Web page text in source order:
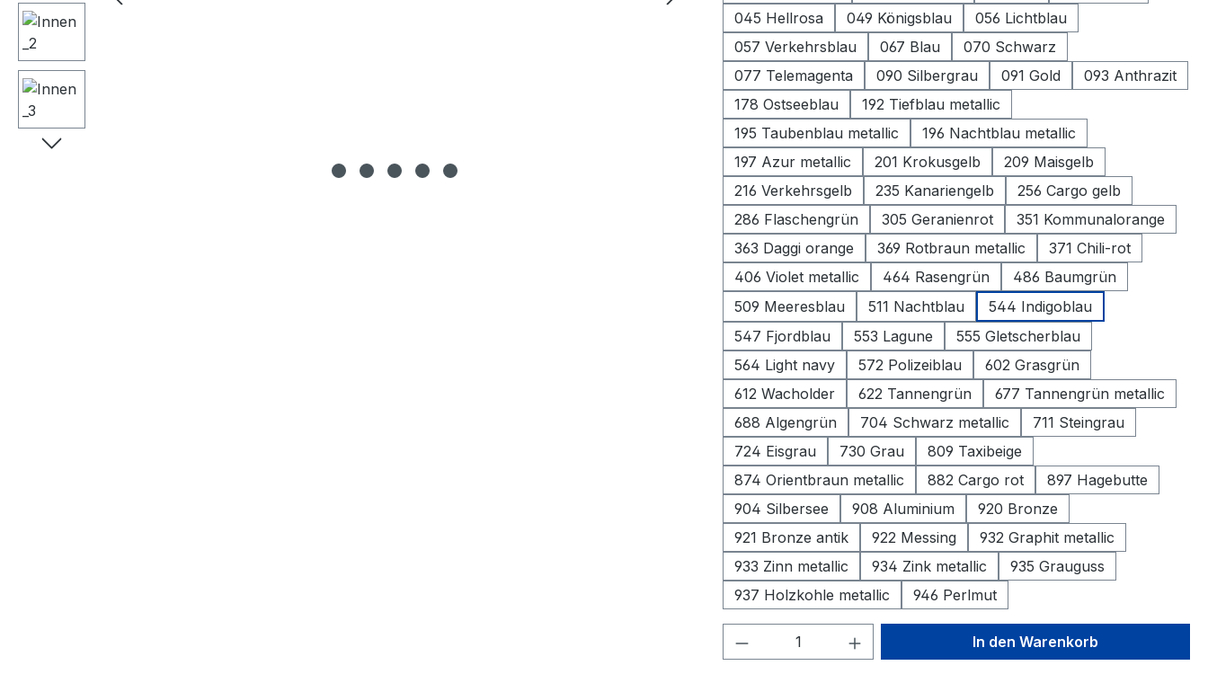
045 Hellrosa
049 Königsblau
056 Lichtblau
057 Verkehrsblau
067 Blau
070 Schwarz
077 Telemagenta
090 Silbergrau 091 Gold
093 Anthrazit
178 Ostseeblau
192 Tiefblau metallic
195 Taubenblau metallic
196 Nachtblau metallic
197 Azur metallic
201 Krokusgelb
209 Maisgelb
216 Verkehrsgelb
235 Kanariengelb
256 Cargo gelb
286 Flaschengrün
305 Geranienrot
351 Kommunalorange
363 Daggi orange
369 Rotbraun metallic
371 Chili-rot
406 Violet metallic
464 Rasengrün
486 Baumgrün
509 Meeresblau
511 Nachtblau
544 Indigoblau
547 Fjordblau
553 Lagune
555 Gletscherblau
564 Light navy
572 Polizeiblau
602 Grasgrün
612 Wacholder
622 Tannengrün
677 Tannengrün metallic
688 Algengrün
704 Schwarz metallic
711 Steingrau
724 Eisgrau
730 Grau
809 Taxibeige
874 Orientbraun metallic
882 Cargo rot
897 Hagebutte
904 Silbersee
908 Aluminium
920 Bronze
921 Bronze antik
922 Messing
932 Graphit metallic
933 Zinn metallic
934 Zink metallic
935 Grauguss
937 Holzkohle metallic
946 Perlmut
Produkt Anzahl: Gib den gewünschten Wert
In den Warenkorb